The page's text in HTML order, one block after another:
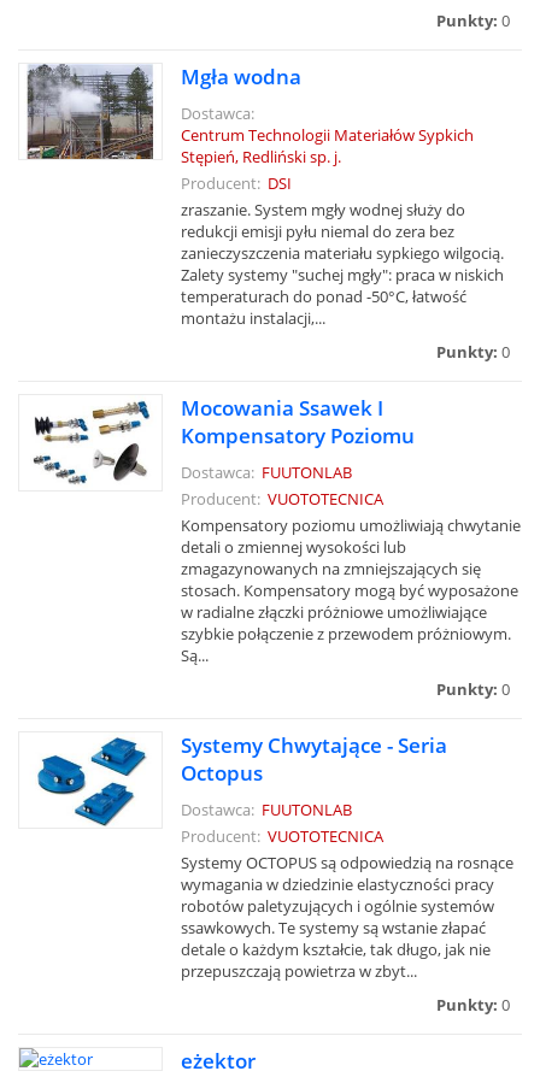
Punkty: 0
Mgła wodna
Dostawca:
Centrum Technologii Materiałów Sypkich
Stępień, Redliński sp. j.
Producent: DSI
zraszanie. System mgły wodnej służy do
redukcji emisji pyłu niemal do zera bez
zanieczyszczenia materiału sypkiego wilgocią.
Zalety systemy "suchej mgły": praca w niskich
temperaturach do ponad -50°C, łatwość
montażu instalacji,...
Punkty: 0
Mocowania Ssawek I
Kompensatory Poziomu
Dostawca: FUUTONLAB
Producent: VUOTOTECNICA
Kompensatory poziomu umożliwiają chwytanie
detali o zmiennej wysokości lub
zmagazynowanych na zmniejszających się
stosach. Kompensatory mogą być wyposażone
w radialne złączki próżniowe umożliwiające
szybkie połączenie z przewodem próżniowym.
Są...
Punkty: 0
Systemy Chwytające - Seria
Octopus
Dostawca: FUUTONLAB
Producent: VUOTOTECNICA
Systemy OCTOPUS są odpowiedzią na rosnące
wymagania w dziedzinie elastyczności pracy
robotów paletyzujących i ogólnie systemów
ssawkowych. Te systemy są wstanie złapać
detale o każdym kształcie, tak długo, jak nie
przepuszczają powietrza w zbyt...
Punkty: 0
eżektor